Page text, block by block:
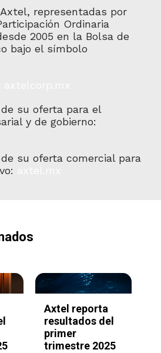
representadas por
Ordinaria
2005 en la Bolsa de
bajo el símbolo
su oferta para el
y de gobierno:
su oferta comercial para
Axtel reporta
resultados del
primer
trimestre 2025